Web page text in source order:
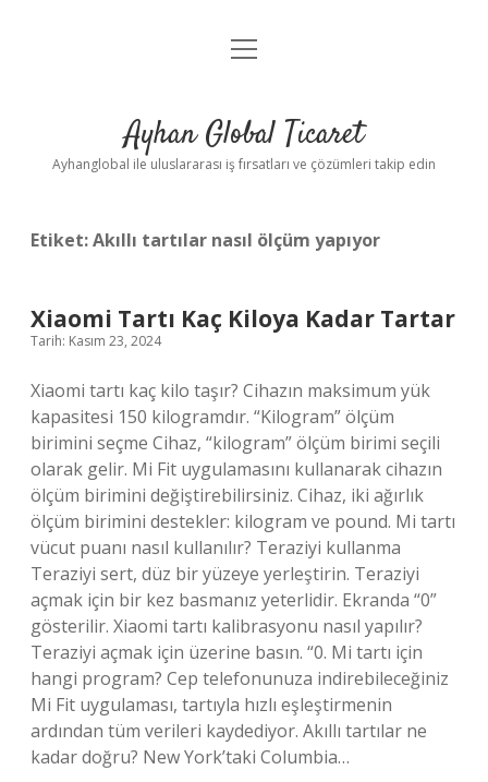
Anasayfa
Yasal Uyarı
menüyü
Ayhan Global Ticaret
Ayhanglobal ile uluslararası iş fırsatları ve çözümleri takip edin
Etiket:Akıllı tartılar nasıl ölçüm yapıyor
Xiaomi Tartı Kaç Kiloya Kadar Tartar
Tarih: Kasım 23, 2024
Xiaomi tartı kaç kilo taşır? Cihazın maksimum yük
kapasitesi 150 kilogramdır. “Kilogram” ölçüm
birimini seçme Cihaz, “kilogram” ölçüm birimi seçili
olarak gelir. Mi Fit uygulamasını kullanarak cihazın
ölçüm birimini değiştirebilirsiniz. Cihaz, iki ağırlık
ölçüm birimini destekler: kilogram ve pound. Mi tartı
vücut puanı nasıl kullanılır? Teraziyi kullanma
Teraziyi sert, düz bir yüzeye yerleştirin. Teraziyi
açmak için bir kez basmanız yeterlidir. Ekranda “0”
gösterilir. Xiaomi tartı kalibrasyonu nasıl yapılır?
Teraziyi açmak için üzerine basın. “0. Mi tartı için
hangi program? Cep telefonunuza indirebileceğiniz
Mi Fit uygulaması, tartıyla hızlı eşleştirmenin
ardından tüm verileri kaydediyor. Akıllı tartılar ne
kadar doğru? New York’taki Columbia…